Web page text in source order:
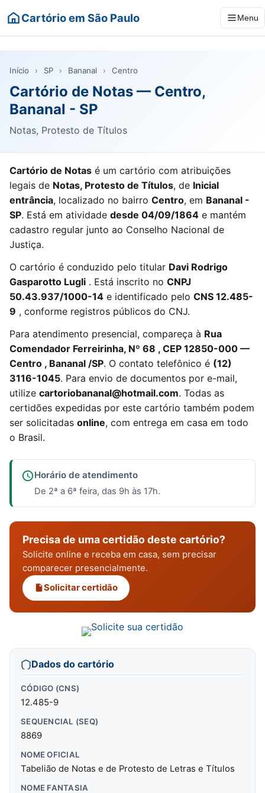
Cartório em São Paulo Menu
Início › SP › Bananal › Centro
Cartório de Notas — Centro,
Bananal - SP
Notas, Protesto de Títulos
Cartório de Notas é um cartório com atribuições
legais de Notas, Protesto de Títulos, de Inicial
entrância, localizado no bairro Centro, em Bananal -
SP. Está em atividade desde 04/09/1864 e mantém
cadastro regular junto ao Conselho Nacional de
Justiça.
O cartório é conduzido pelo titular Davi Rodrigo
Gasparotto Lugli . Está inscrito no CNPJ
50.43.937/1000-14 e identificado pelo CNS 12.485-
9 , conforme registros públicos do CNJ.
Para atendimento presencial, compareça à Rua
Comendador Ferreirinha, Nº 68 , CEP 12850-000 —
Centro , Bananal /SP. O contato telefônico é (12)
3116-1045. Para envio de documentos por e-mail,
utilize cartoriobananal@hotmail.com. Todas as
certidões expedidas por este cartório também podem
ser solicitadas online, com entrega em casa em todo
o Brasil.
Horário de atendimento
De 2ª a 6ª feira, das 9h às 17h.
Precisa de uma certidão deste cartório?
Solicite online e receba em casa, sem precisar
comparecer presencialmente.
Solicitar certidão
Dados do cartório
CÓDIGO (CNS)
12.485-9
SEQUENCIAL (SEQ)
8869
NOME OFICIAL
Tabelião de Notas e de Protesto de Letras e Títulos
NOME FANTASIA